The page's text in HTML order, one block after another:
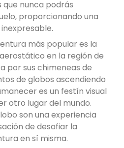
nunca podrás
proporcionando una
más popular es la
en la región de
por sus chimeneas de
de globos ascendiendo
es un festín visual
otro lugar del mundo.
son una experiencia
de desafiar la
en sí misma.